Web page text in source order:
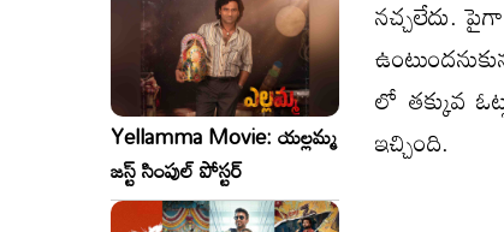
Yellamma Movie: యల్లమ్మ
జస్ట్ సింపుల్ పోస్టర్
నచ్చలేదు.
లో తక్కువ
ఇచ్చింది.